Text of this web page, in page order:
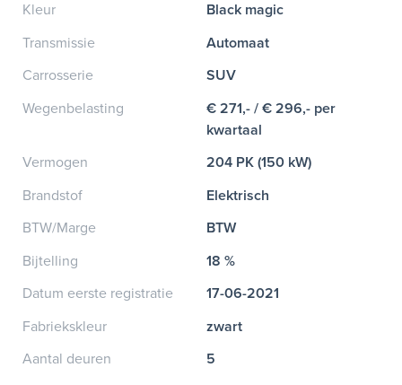
Kleur
Black magic
Transmissie
Automaat
Carrosserie
SUV
Wegenbelasting
€ 271,- / € 296,- per
kwartaal
Vermogen
204 PK (150 kW)
Brandstof
Elektrisch
BTW/Marge
BTW
Bijtelling
18 %
Datum eerste registratie
17-06-2021
Fabriekskleur
zwart
Aantal deuren
5